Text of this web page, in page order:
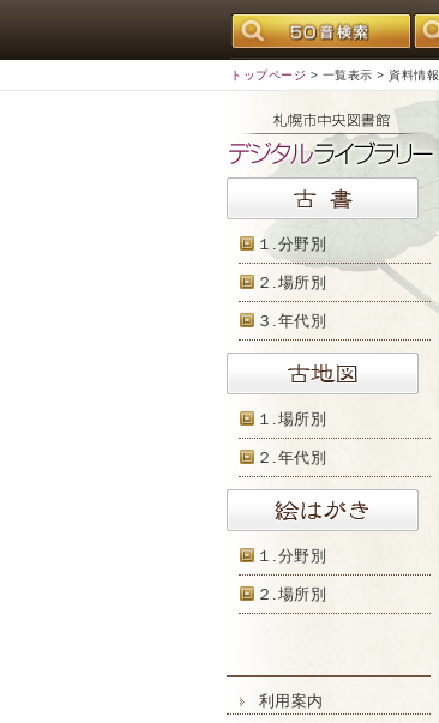
トップページ > 一覧表示 > 資料情報
１.分野別
２.場所別
３.年代別
１.場所別
２.年代別
１.分野別
２.場所別
利用案内